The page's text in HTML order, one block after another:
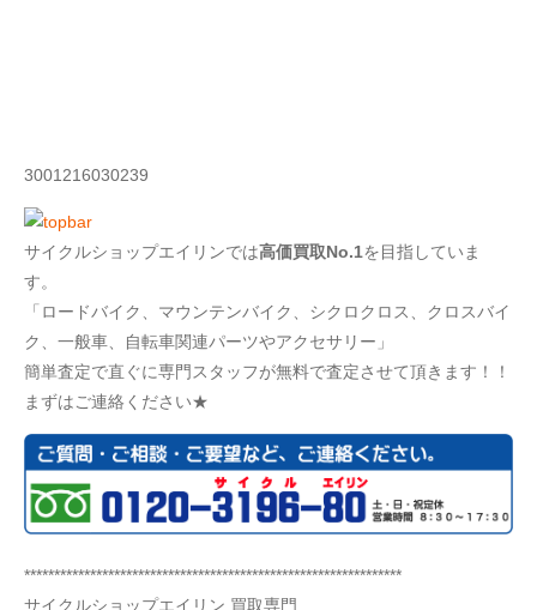
3001216030239
サイクルショップエイリンでは高価買取No.1を目指していま
す。
「ロードバイク、マウンテンバイク、シクロクロス、クロスバイ
ク、一般車、自転車関連パーツやアクセサリー」
簡単査定で直ぐに専門スタッフが無料で査定させて頂きます！！
まずはご連絡ください★
***************************************************************
サイクルショップエイリン 買取専門